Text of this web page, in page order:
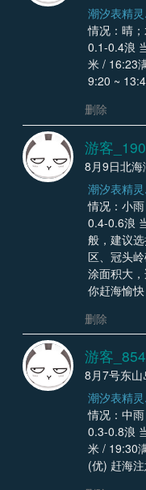
潮汐表精
情况：晴
0.1-0.4浪
米 / 16:23
9:20 ~
删除
游客
8月9日北
潮汐表精
情况：小
0.4-0.6浪
般，建议
区、冠头
涂面积大
你赶海愉快
删除
游客
8月7号东
潮汐表精
情况：中
0.3-0.8浪
米 / 19:30
(优) 赶海